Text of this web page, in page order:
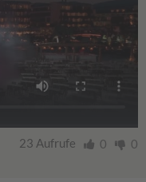
23 Aufrufe 0 0